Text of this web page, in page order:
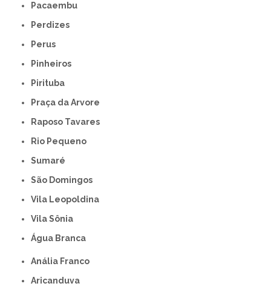
Pacaembu
Perdizes
Perus
Pinheiros
Pirituba
Praça da Arvore
Raposo Tavares
Rio Pequeno
Sumaré
São Domingos
Vila Leopoldina
Vila Sônia
Água Branca
Anália Franco
Aricanduva